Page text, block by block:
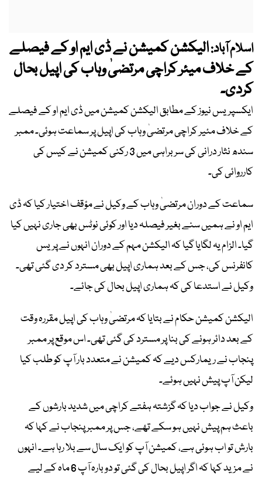
اسلام آباد:الیکشن کمیشن نے ڈی ایم او کے فیصلے
کے خلاف میئر کراچی مرتضیٰ وہاب کی اپیل بحال
کردی۔
ایکسپریس نیوز کے مطابق الیکشن کمیشن میں ڈی ایم او کے فیصلے
کے خلاف مئیر کراچی مرتضیٰ وہاب کی اپیل پر سماعت ہوئی۔ ممبر
سندھ نثار درانی کی سربراہی میں 3 رکنی کمیشن نے کیس کی
کارروائی کی۔
سماعت کے دوران مرتضیٰ وہاب کے وکیل نے مؤقف اختیار کیا کہ ڈی
ایم او نے ہمیں سنے بغیر فیصلہ دیا اور کوئی نوٹس بھی جاری نہیں کیا
گیا۔ الزام یہ لگایا گیا کہ الیکشن مہم کے دوران انہوں نے پریس
کانفرنس کی، جس کے بعد ہماری اپیل بھی مسترد کر دی گئی تھی۔
وکیل نے استدعا کی کہ ہماری اپیل بحال کی جائے۔
الیکشن کمیشن حکام نے بتایا کہ مرتضیٰ وہاب کی اپیل مقررہ وقت
کے بعد دائر ہونے کی بنا پر مسترد کی گئی تھی۔ اس موقع پر ممبر
پنجاب نے ریمارکس دیے کہ کمیشن نے متعدد بار آپ کو طلب کیا
لیکن آپ پیش نہیں ہوئے۔
وکیل نے جواب دیا کہ گزشتہ ہفتے کراچی میں شدید بارشوں کے
باعث ہم پیش نہیں ہو سکے تھے، جس پر ممبر پنجاب نے کہا کہ
بارش تو اب ہوئی ہے، کمیشن آپ کو ایک سال سے بلا رہا ہے۔ انہوں
نے مزید کہا کہ اگر اپیل بحال کی گئی تو دوبارہ آپ 6 ماہ کے لیے